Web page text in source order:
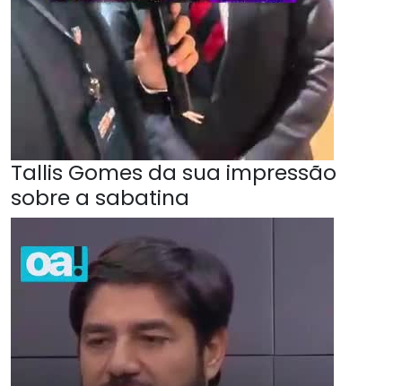
Tallis Gomes da sua impressão
sobre a sabatina